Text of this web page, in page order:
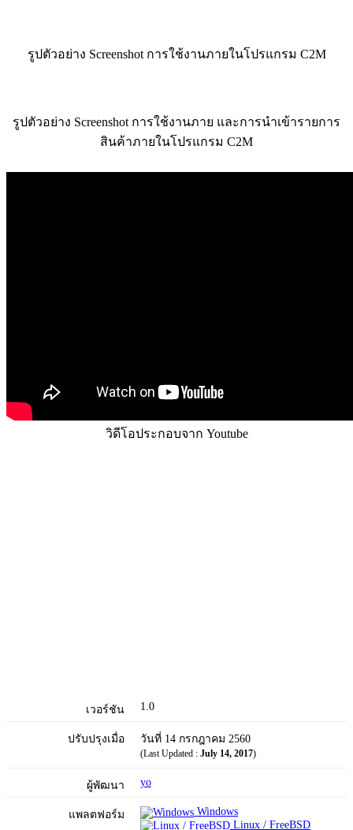
รูปตัวอย่าง Screenshot การใช้งานภายในโปรแกรม C2M
รูปตัวอย่าง Screenshot การใช้งานภาย และการนำเข้ารายการ
สินค้าภายในโปรแกรม C2M
วิดีโอประกอบจาก Youtube
เวอร์ชัน 1.0
ปรับปรุงเมื่อ วันที่ 14 กรกฎาคม 2560
(Last Updated : July 14, 2017)
ผู้พัฒนา yo
แพลตฟอร์ม
Windows
Linux / FreeBSD